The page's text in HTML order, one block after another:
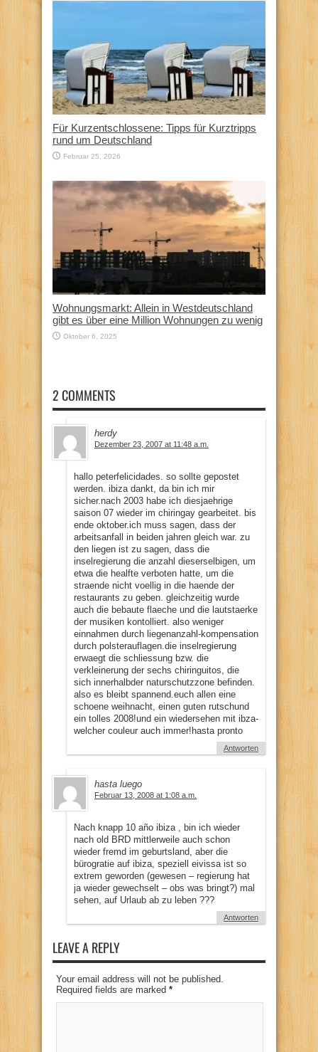
Für Kurzentschlossene: Tipps für Kurztripps
rund um Deutschland
Februar 25, 2026
Wohnungsmarkt: Allein in Westdeutschland
gibt es über eine Million Wohnungen zu wenig
Oktober 6, 2025
2 COMMENTS
herdy
Dezember 23, 2007 at 11:48 a.m.
hallo peterfelicidades. so sollte gepostet
werden. ibiza dankt, da bin ich mir
sicher.nach 2003 habe ich diesjaehrige
saison 07 wieder im chiringay gearbeitet. bis
ende oktober.ich muss sagen, dass der
arbeitsanfall in beiden jahren gleich war. zu
den liegen ist zu sagen, dass die
inselregierung die anzahl dieserselbigen, um
etwa die healfte verboten hatte, um die
straende nicht voellig in die haende der
restaurants zu geben. gleichzeitig wurde
auch die bebaute flaeche und die lautstaerke
der musiken kontolliert. also weniger
einnahmen durch liegenanzahl-kompensation
durch polsterauflagen.die inselregierung
erwaegt die schliessung bzw. die
verkleinerung der sechs chiringuitos, die
sich innerhalbder naturschutzzone befinden.
also es bleibt spannend.euch allen eine
schoene weihnacht, einen guten rutschund
ein tolles 2008!und ein wiedersehen mit ibza-
welcher couleur auch immer!hasta pronto
Antworten
hasta luego
Februar 13, 2008 at 1:08 a.m.
Nach knapp 10 año ibiza , bin ich wieder
nach old BRD mittlerweile auch schon
wieder fremd im geburtsland, aber die
bürogratie auf ibiza, speziell eivissa ist so
extrem geworden (gewesen – regierung hat
ja wieder gewechselt – obs was bringt?) mal
sehen, auf Urlaub ab zu leben ???
Antworten
LEAVE A REPLY
Your email address will not be published.
Required fields are marked *